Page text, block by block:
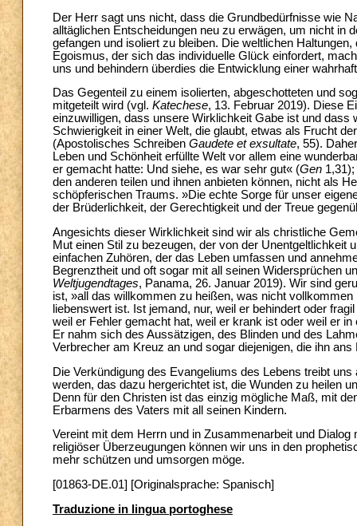
Der Herr sagt uns nicht, dass die Grundbedürfnisse wie
alltäglichen Entscheidungen neu zu erwägen, um nicht in
gefangen und isoliert zu bleiben. Die weltlichen
Egoismus, der sich das individuelle Glück einfordert,
uns und behindern überdies die Entwicklung einer
Das Gegenteil zu einem isolierten, abgeschotteten und
mitgeteilt wird (vgl. Katechese, 13. Februar 2019). Diese
einzuwilligen, dass unsere Wirklichkeit Gabe ist und
Schwierigkeit in einer Welt, die glaubt, etwas als Frucht
(Apostolisches Schreiben Gaudete et exsultate, 55).
Leben und Schönheit erfüllte Welt vor allem eine
er gemacht hatte: Und siehe, es war sehr gut« (Gen
den anderen teilen und ihnen anbieten können, nicht als
schöpferischen Traums. »Die echte Sorge für unser
der Brüderlichkeit, der Gerechtigkeit und der Treue
Angesichts dieser Wirklichkeit sind wir als christliche
Mut einen Stil zu bezeugen, der von der
einfachen Zuhören, der das Leben umfassen und
Begrenztheit und oft sogar mit all seinen Widersprüchen
Weltjugendtages, Panama, 26. Januar 2019). Wir sind
ist, »all das willkommen zu heißen, was nicht
liebenswert ist. Ist jemand, nur, weil er behindert oder
weil er Fehler gemacht hat, weil er krank ist oder weil er
Er nahm sich des Aussätzigen, des Blinden und des
Verbrecher am Kreuz an und sogar diejenigen, die ihn
Die Verkündigung des Evangeliums des Lebens treibt
werden, das dazu hergerichtet ist, die Wunden zu heilen
Denn für den Christen ist das einzig mögliche Maß, mit
Erbarmens des Vaters mit all seinen Kindern.
Vereint mit dem Herrn und in Zusammenarbeit und
religiöser Überzeugungen können wir uns in den
mehr schützen und umsorgen möge.
[01863-DE.01] [Originalsprache: Spanisch]
Traduzione in lingua portoghese